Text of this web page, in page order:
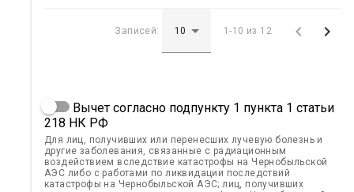
Записей: 1-10 из 12  
Вычет согласно подпункту 1 пункта 1 статьи
218 НК РФ
Для лиц, получивших или перенесших лучевую болезнь и
другие заболевания, связанные с радиационным
воздействием вследствие катастрофы на Чернобыльской
АЭС либо с работами по ликвидации последствий
катастрофы на Чернобыльской АЭС; лиц, получивших